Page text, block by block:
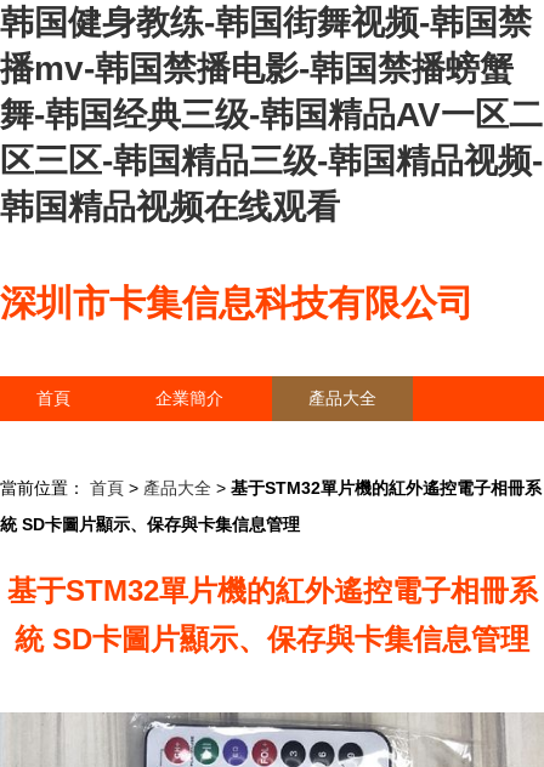
韩国健身教练-韩国街舞视频-韩国禁
播mv-韩国禁播电影-韩国禁播螃蟹
舞-韩国经典三级-韩国精品AV一区二
区三区-韩国精品三级-韩国精品视频-
韩国精品视频在线观看
深圳市卡集信息科技有限公司
首頁 企業簡介 產品大全
當前位置： 首頁 > 產品大全 > 基于STM32單片機的紅外遙控電子相冊系
統 SD卡圖片顯示、保存與卡集信息管理
基于STM32單片機的紅外遙控電子相冊系
統 SD卡圖片顯示、保存與卡集信息管理